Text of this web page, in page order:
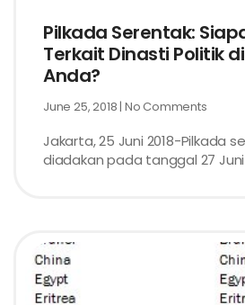
Pilkada Serentak:
Terkait Dinasti Politik
Anda?
June 25, 2018 No Comments
Jakarta, 25 Juni 2018-Pilkada
diadakan pada tanggal 27 Juni